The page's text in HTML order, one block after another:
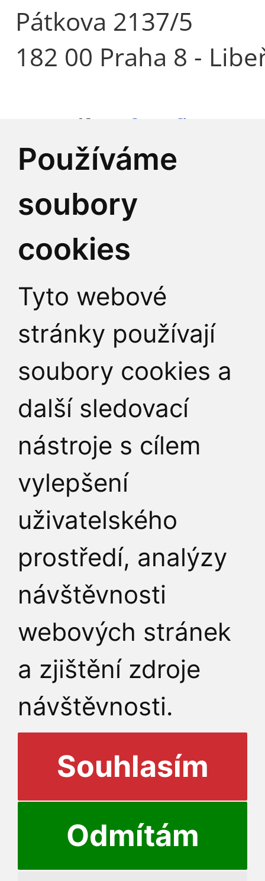
Používáme
soubory
cookies
Tyto webové
stránky používají
soubory cookies a
další sledovací
nástroje s cílem
vylepšení
uživatelského
prostředí, analýzy
návštěvnosti
webových stránek
a zjištění zdroje
návštěvnosti.
Souhlasím
Odmítám
Pátkova 2137/5
182 00 Praha 8 -
E-mail:
Identifikátor datové
IČ:00216208
DIČ:CZ00216208
Podatelna
Všechny kontakty
JAK K NÁM